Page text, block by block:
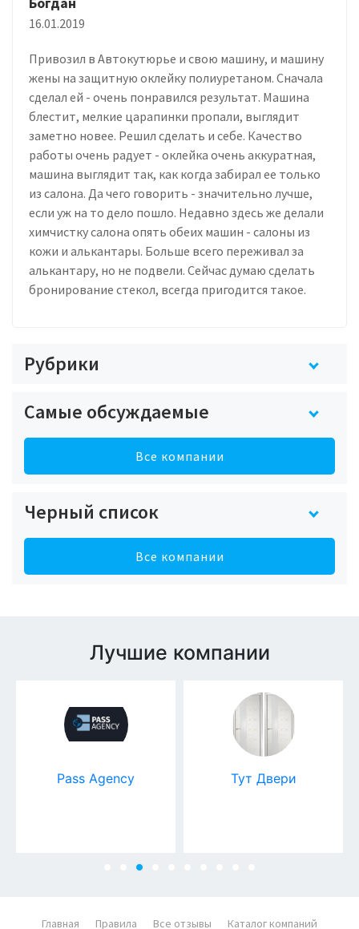
16.01.2019
Привозил в Автокутюрье и свою машину, и машину
жены на защитную оклейку полиуретаном. Сначала
сделал ей - очень понравился результат. Машина
блестит, мелкие царапинки пропали, выглядит
заметно новее. Решил сделать и себе. Качество
работы очень радует - оклейка очень аккуратная,
машина выглядит так, как когда забирал ее только
из салона. Да чего говорить - значительно лучше,
если уж на то дело пошло. Недавно здесь же делали
химчистку салона опять обеих машин - салоны из
кожи и алькантары. Больше всего переживал за
алькантару, но не подвели. Сейчас думаю сделать
бронирование стекол, всегда пригодится такое.
Рубрики
Самые обсуждаемые
Все компании
Черный список
Все компании
Лучшие компании
Pass Agency Тут Двери
Главная Правила Все отзывы Каталог компаний